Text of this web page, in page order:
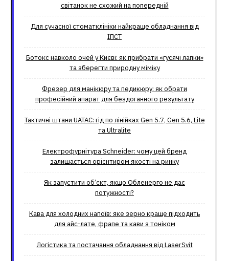
світанок не схожий на попередній
Для сучасної стоматклініки найкраще обладнання від
ІПСТ
Ботокс навколо очей у Києві: як прибрати «гусячі лапки»
та зберегти природну міміку
Фрезер для манікюру та педикюру: як обрати
професійний апарат для бездоганного результату
Тактичні штани UATAC: гід по лінійках Gen 5.7, Gen 5.6, Lite
та Ultralite
Електрофурнітура Schneider: чому цей бренд
залишається орієнтиром якості на ринку
Як запустити об’єкт, якщо Обленерго не дає
потужності?
Кава для холодних напоїв: яке зерно краще підходить
для айс-лате, фрапе та кави з тоніком
Логістика та постачання обладнання від LaserSvit